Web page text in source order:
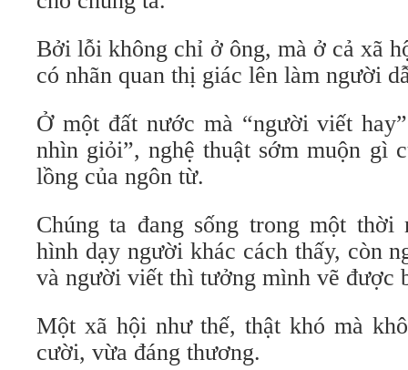
Bởi lỗi không chỉ ở ông, mà ở cả xã
có nhãn quan thị giác lên làm người
Ở một đất nước mà “người viết
nhìn giỏi”, nghệ thuật sớm muộn gì
lồng của ngôn từ.
Chúng ta đang sống trong một
hình dạy người khác cách thấy, còn
và người viết thì tưởng mình vẽ được
Một xã hội như thế, thật khó mà
cười, vừa đáng thương.